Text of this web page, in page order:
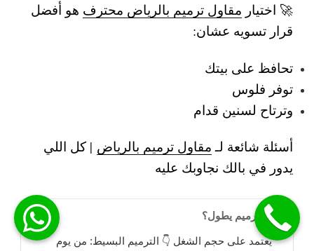
🚀 اختيار مقاول ترميم بالرياض محترف هو أفضل
قرار تسويه عشان:
تحافظ على بيتك
توفر فلوس
وترتاح لسنين قدام
أسئلة شائعة لـ مقاول ترميم بالرياض | كل اللي
يدور في بالك نجاوبك عليه
هل الترميم يطول؟
يعتمد على حجم الشغل 👇 الترميم البسيط: من يوم